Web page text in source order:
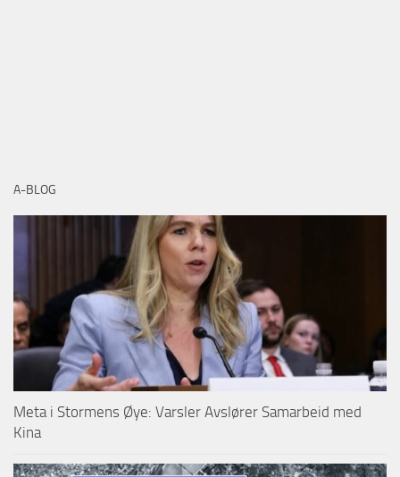
A-BLOG
Meta i Stormens Øye: Varsler Avslører Samarbeid med
Kina